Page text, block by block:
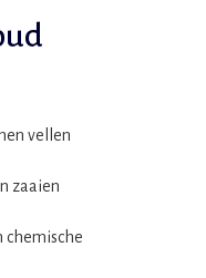
vellen
zaaien
chemische